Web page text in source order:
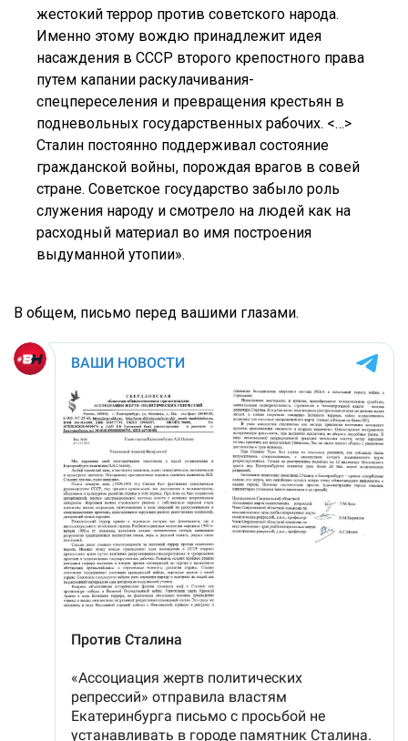
жестокий террор против советского народа.
Именно этому вождю принадлежит идея
насаждения в СССР второго крепостного права
путем капании раскулачивания-
спецпереселения и превращения крестьян в
подневольных государственных рабочих. <…>
Сталин постоянно поддерживал состояние
гражданской войны, порождая врагов в совей
стране. Советское государство забыло роль
служения народу и смотрело на людей как на
расходный материал во имя построения
выдуманной утопии».
В общем, письмо перед вашими глазами.